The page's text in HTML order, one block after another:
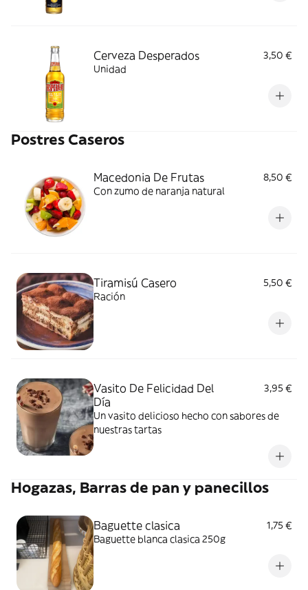
Cerveza Desperados
3,50 €
Unidad
Postres Caseros
Macedonia De Frutas
8,50 €
Con zumo de naranja natural
Tiramisú Casero
5,50 €
Ración
Vasito De Felicidad Del
Día
3,95 €
Un vasito delicioso hecho con sabores de
nuestras tartas
Hogazas, Barras de pan y panecillos
Baguette clasica
1,75 €
Baguette blanca clasica 250g